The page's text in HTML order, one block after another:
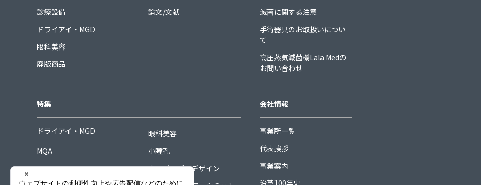
診療設備
ドライアイ・MGD
眼科美容
廃版商品
論文/文献
滅菌に関する注意
手術器具のお取扱いについ
て
高圧蒸気滅菌機Lala Medの
お問い合わせ
特集
ドライアイ・MGD
眼科美容
MQA
小瞳孔
シミルアイ
ホスピタブルデザイン
会社情報
事業所一覧
代表挨拶
事業案内
沿革100年史